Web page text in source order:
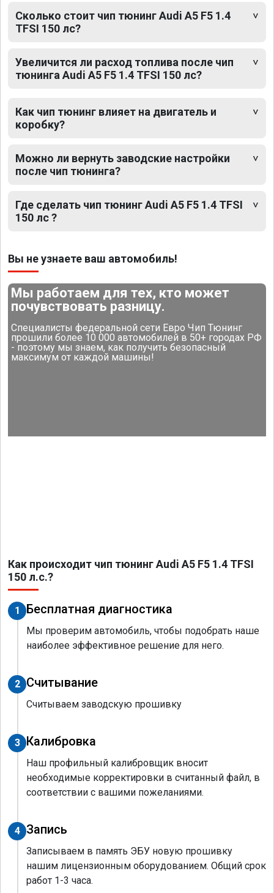
Сколько стоит чип тюнинг Audi A5 F5 1.4
TFSI 150 лс?
Увеличится ли расход топлива после чип
тюнинга Audi A5 F5 1.4 TFSI 150 лс?
Как чип тюнинг влияет на двигатель и
коробку?
Можно ли вернуть заводские настройки
после чип тюнинга?
Где сделать чип тюнинг Audi A5 F5 1.4 TFSI
150 лс ?
Вы не узнаете ваш автомобиль!
Мы работаем для тех, кто может
почувствовать разницу.
Специалисты федеральной сети Евро Чип Тюнинг
прошили более 10 000 автомобилей в 50+ городах РФ
- поэтому мы знаем, как получить безопасный
максимум от каждой машины!
Как происходит чип тюнинг Audi A5 F5 1.4 TFSI
150 л.с.?
1 Бесплатная диагностика
Мы проверим автомобиль, чтобы подобрать наше
наиболее эффективное решение для него.
2 Считывание
Считываем заводскую прошивку
3 Калибровка
Наш профильный калибровщик вносит
необходимые корректировки в считанный файл, в
соответствии с вашими пожеланиями.
4 Запись
Записываем в память ЭБУ новую прошивку
нашим лицензионным оборудованием. Общий срок
работ 1-3 часа.